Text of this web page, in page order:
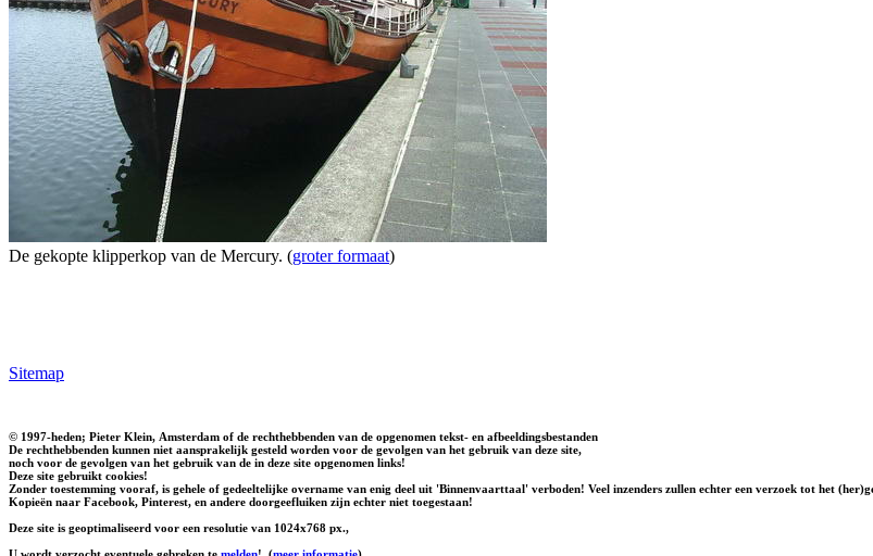
De gekopte klipperkop van de Mercury. (groter formaat)
Sitemap
© 1997-heden; Pieter Klein, Amsterdam of de rechthebbenden van de opgenomen tekst- en afbeeldingsbestanden
De rechthebbenden kunnen niet aansprakelijk gesteld worden voor de gevolgen van het gebruik van deze site,
noch voor de gevolgen van het gebruik van de in deze site opgenomen links!
Deze site gebruikt cookies!
Zonder toestemming vooraf, is gehele of gedeeltelijke overname van enig deel uit 'Binnenvaarttaal' verboden! Veel inzenders zullen echter een verzoek tot het
Kopieën naar Facebook, Pinterest, en andere doorgeefluiken zijn echter niet toegestaan!
Deze site is geoptimaliseerd voor een resolutie van 1024x768 px.,